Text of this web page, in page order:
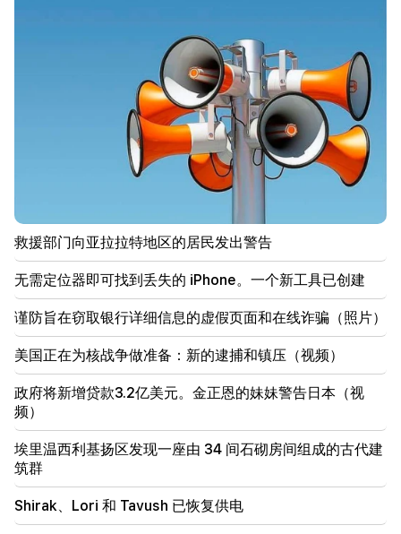
以色列与黎巴嫩首轮谈判在罗马结束
十二生肖八月财运
救援部门向亚拉拉特地区的居民发出警告
杀人现场！
Sedrak Arustamyan 被拘留两个月
23:50
无需定位器即可找到丢失的 iPhone。一个新工具已创
建
21:30
这是前所未有的耻辱。梅利基扬谈针对天主教徒的刑事
案件和法庭审理（视频）
21:10
我们希望霍尔木兹问题能够得到和平解决。阿尔塔克·
扎卡里安
救援部门向亚拉拉特地区的居民发出警告
无需定位器即可找到丢失的 iPhone。一个新工具已创建
谨防旨在窃取银行详细信息的虚假页面和在线诈骗（照片）
美国正在为核战争做准备：新的逮捕和镇压（视频）
政府将新增贷款3.2亿美元。金正恩的妹妹警告日本（视
频）
埃里温西利基扬区发现一座由 34 间石砌房间组成的古代建
筑群
Shirak、Lori 和 Tavush 已恢复供电